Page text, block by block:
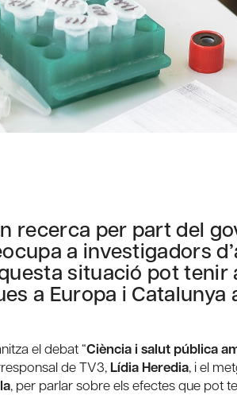
recerca per part del
a investigadors
situació pot tenir
a Europa i Catalunya
el debat “Ciència i salut pública
de TV3, Lídia Heredia, i el
, per parlar sobre els efectes que pot